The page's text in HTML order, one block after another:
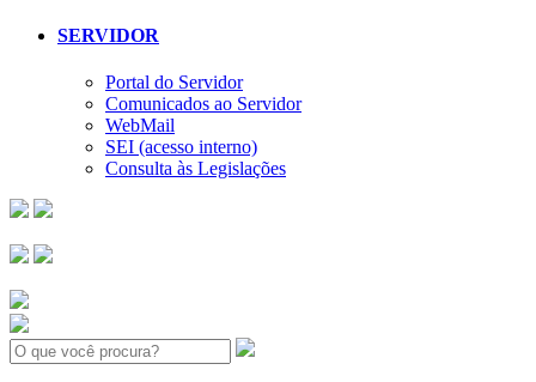
SERVIDOR
Portal do Servidor
Comunicados ao Servidor
WebMail
SEI (acesso interno)
Consulta às Legislações
Search: